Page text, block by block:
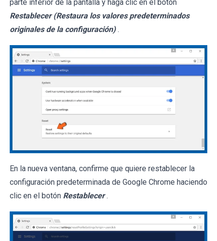
parte inferior de la pantalla y haga clic en el botón
Restablecer (Restaura los valores predeterminados
originales de la configuración) .
En la nueva ventana, confirme que quiere restablecer la
configuración predeterminada de Google Chrome haciendo
clic en el botón Restablecer .